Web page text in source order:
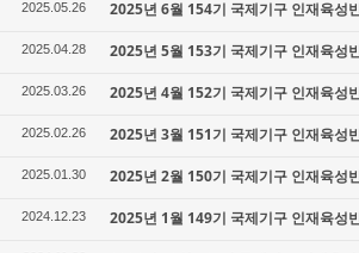
2025.05.26 2025년 6월 154기 국제기구 인재육
2025.04.28 2025년 5월 153기 국제기구 인재육성
2025.03.26 2025년 4월 152기 국제기구 인재육성
2025.02.26 2025년 3월 151기 국제기구 인재육성
2025.01.30 2025년 2월 150기 국제기구 인재육성
2024.12.23 2025년 1월 149기 국제기구 인재육성